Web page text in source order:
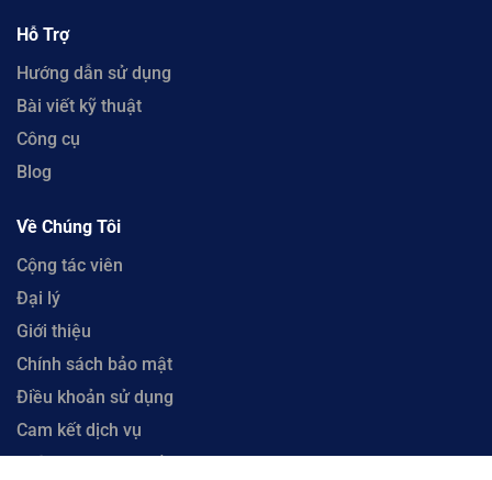
Hỗ Trợ
Hướng dẫn sử dụng
Bài viết kỹ thuật
Công cụ
Blog
Về Chúng Tôi
Cộng tác viên
Đại lý
Giới thiệu
Chính sách bảo mật
Điều khoản sử dụng
Cam kết dịch vụ
Chính sách hoàn tiền